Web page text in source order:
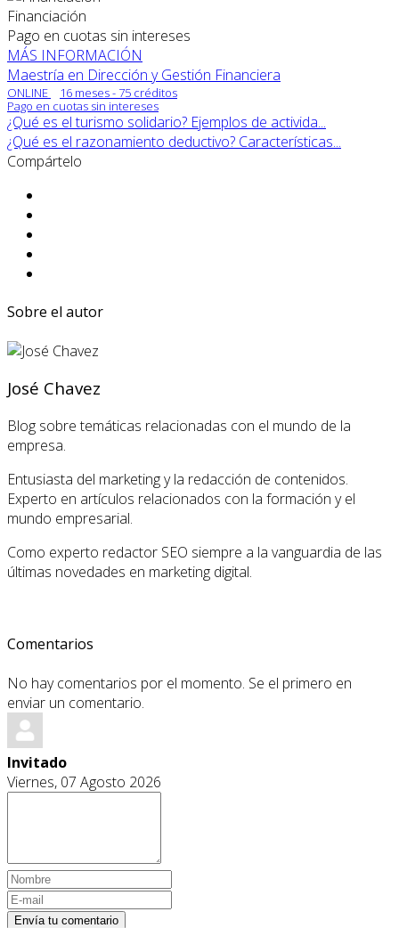
Financiación
Pago en cuotas sin intereses
MÁS INFORMACIÓN
Maestría en Dirección y Gestión Financiera
ONLINE
16 meses - 75 créditos
Pago en cuotas sin intereses
¿Qué es el turismo solidario? Ejemplos de activida...
¿Qué es el razonamiento deductivo? Características...
Compártelo
Sobre el autor
José Chavez
Blog sobre temáticas relacionadas con el mundo de la
empresa.
Entusiasta del marketing y la redacción de contenidos.
Experto en artículos relacionados con la formación y el
mundo empresarial.
Como experto redactor SEO siempre a la vanguardia de las
últimas novedades en marketing digital.
Comentarios
No hay comentarios por el momento. Se el primero en
enviar un comentario.
Invitado
Viernes, 07 Agosto 2026
Envía tu comentario